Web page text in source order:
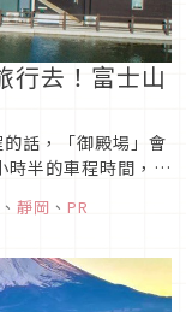
行去！富士山
話，「御殿場」會
點和道地美食。無
、 靜岡 、 PR